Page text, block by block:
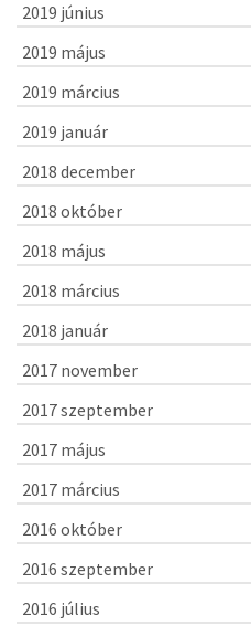
2019 június
2019 május
2019 március
2019 január
2018 december
2018 október
2018 május
2018 március
2018 január
2017 november
2017 szeptember
2017 május
2017 március
2016 október
2016 szeptember
2016 július